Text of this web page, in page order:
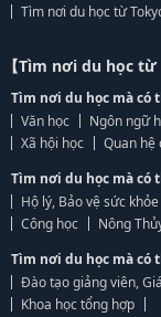
Tìm nơi du học từ
【Tìm nơi du học từ
Tìm nơi du học mà có
Văn học
Ngôn ngữ
Xã hội học
Quan hệ
Tìm nơi du học mà có
Hộ lý, Bảo vệ sức khỏe
Công học
Nông
Tìm nơi du học mà có
Đào tạo giảng viên,
Khoa học tổng hợp